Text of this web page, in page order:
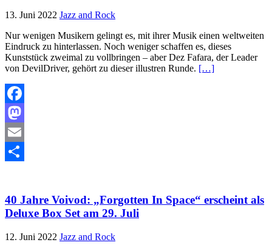
13. Juni 2022 Jazz and Rock
Nur wenigen Musikern gelingt es, mit ihrer Musik einen weltweiten
Eindruck zu hinterlassen. Noch weniger schaffen es, dieses
Kunststück zweimal zu vollbringen – aber Dez Fafara, der Leader
von DevilDriver, gehört zu dieser illustren Runde. […]
Facebook
Mastodon
Email
40 Jahre Voivod: „Forgotten In Space“ erscheint als
Deluxe Box Set am 29. Juli
12. Juni 2022 Jazz and Rock